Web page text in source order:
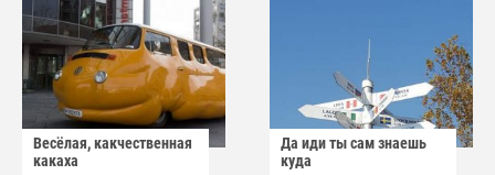
Весёлая, какчественная
какаха
Да иди ты сам знаешь
куда